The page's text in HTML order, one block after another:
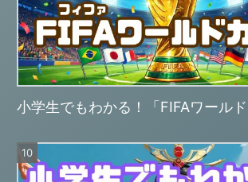
小学生でもわかる！「FIFAワールド